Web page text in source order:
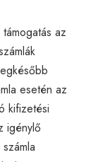
az
esetén az
kifizetési
igénylő